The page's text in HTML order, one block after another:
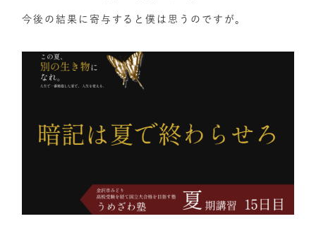
今後の結果に寄与すると僕は思うのですが。